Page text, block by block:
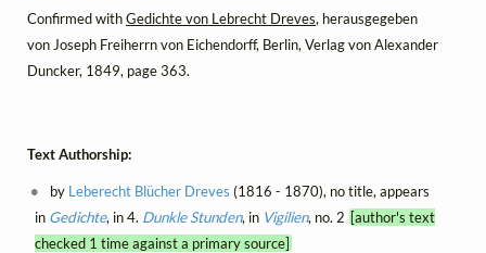
Confirmed withGedichte von Lebrecht Dreves, herausgegeben
von Joseph Freiherrn von Eichendorff, Berlin, Verlag von Alexander
Duncker, 1849, page 363.
Text Authorship:
by Leberecht Blücher Dreves (1816 - 1870), no title, appears
in Gedichte, in 4. Dunkle Stunden, in Vigilien, no. 2 [author's text
checked 1 time against a primary source]